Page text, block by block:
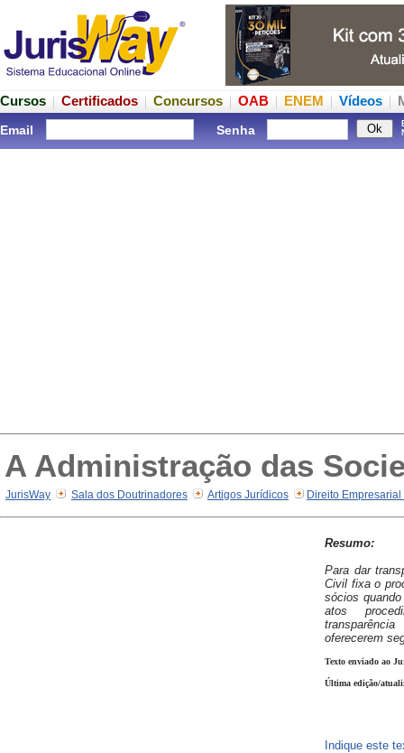
Cursos Certificados Concursos OAB ENEM Vídeos
Email Senha
A Administração das
JurisWay Sala dos Doutrinadores Artigos Jurídicos Direito Empresarial
Resumo:
Para dar
Civil fixa o
sócios
atos
oferecerem
Texto enviado ao
Última edição/
Indique este